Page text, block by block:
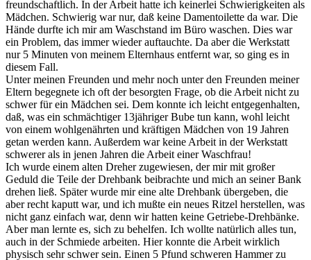
freundschaftlich. In der Arbeit hatte ich keinerlei Schwierigkeiten als
Mädchen. Schwierig war nur, daß keine Damentoilette da war. Die
Hände durfte ich mir am Waschstand im Büro waschen. Dies war
ein Problem, das immer wieder auftauchte. Da aber die Werkstatt
nur 5 Minuten von meinem Elternhaus entfernt war, so ging es in
diesem Fall.
Unter meinen Freunden und mehr noch unter den Freunden meiner
Eltern begegnete ich oft der besorgten Frage, ob die Arbeit nicht zu
schwer für ein Mädchen sei. Dem konnte ich leicht entgegenhalten,
daß, was ein schmächtiger 13jähriger Bube tun kann, wohl leicht
von einem wohlgenährten und kräftigen Mädchen von 19 Jahren
getan werden kann. Außerdem war keine Arbeit in der Werkstatt
schwerer als in jenen Jahren die Arbeit einer Waschfrau!
Ich wurde einem alten Dreher zugewiesen, der mir mit großer
Geduld die Teile der Drehbank beibrachte und mich an seiner Bank
drehen ließ. Später wurde mir eine alte Drehbank übergeben, die
aber recht kaputt war, und ich mußte ein neues Ritzel herstellen, was
nicht ganz einfach war, denn wir hatten keine Getriebe-Drehbänke.
Aber man lernte es, sich zu behelfen. Ich wollte natürlich alles tun,
auch in der Schmiede arbeiten. Hier konnte die Arbeit wirklich
physisch sehr schwer sein. Einen 5 Pfund schweren Hammer zu